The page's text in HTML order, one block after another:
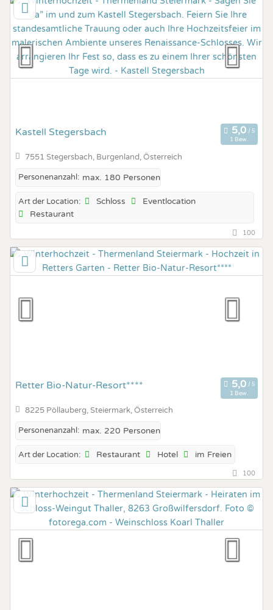
Kastell Stegersbach
1 Bew.
7551 Stegersbach, Burgenland, Österreich
Personenanzahl: max. 180 Personen
Art der Location: Schloss
Eventlocation
Restaurant
100
Retter Bio-Natur-Resort****
1 Bew.
8225 Pöllauberg, Steiermark, Österreich
Personenanzahl: max. 220 Personen
Art der Location: Restaurant Hotel im Freien
100